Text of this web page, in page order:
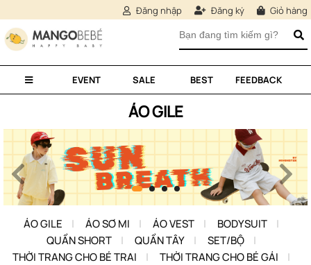
Đăng nhập Đăng ký Giỏ hàng
EVENT SALE BEST FEEDBACK
ÁO GILE
ÁO GILE ÁO SƠ MI ÁO VEST
BODYSUIT
QUẦN SHORT
QUẦN TÂY
SET/BỘ
THỜI TRANG CHO BÉ TRAI
THỜI TRANG CHO BÉ GÁI